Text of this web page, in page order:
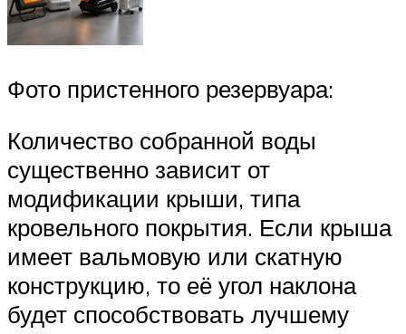
Фото пристенного резервуара:
Количество собранной воды
существенно зависит от
модификации крыши, типа
кровельного покрытия. Если крыша
имеет вальмовую или скатную
конструкцию, то её угол наклона
будет способствовать лучшему